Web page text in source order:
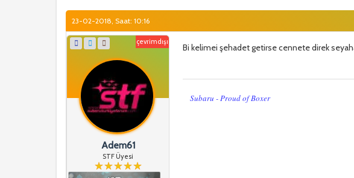
23-02-2018, Saat: 10:16
çevrimdışı
Adem61
STF Üyesi
Bi kelimei şehadet getirse cennete direk
Subaru - Proud of Boxer